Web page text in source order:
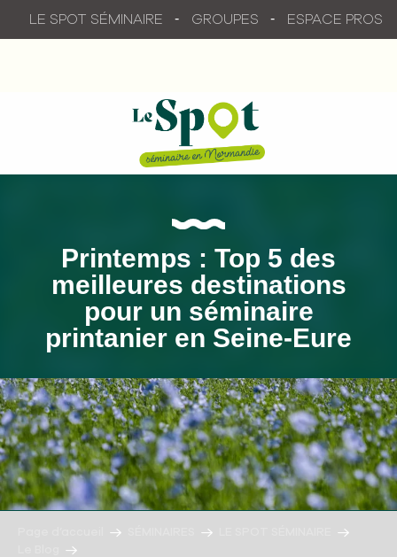
LE SPOT SÉMINAIRE GROUPES ESPACE PROS
Printemps : Top 5 des
meilleures destinations
pour un séminaire
printanier en Seine-Eure